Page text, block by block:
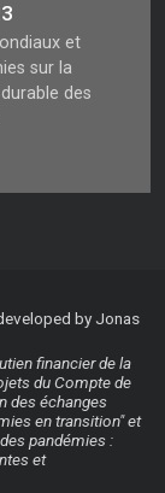
et
sur la
des
by Jonas
financier de la
du Compte de
des échanges
en transition" et
pandémies :
et